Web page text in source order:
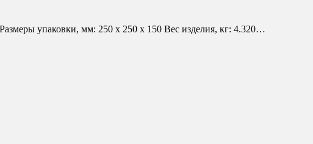
упаковки, мм: 250 х 250 х 150 Вес изделия, кг: 4.320…